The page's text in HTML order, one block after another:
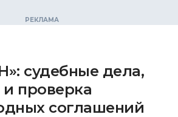
судебные дела,
проверка
соглашений